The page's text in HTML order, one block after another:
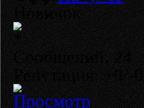
Новичок
Сообщений: 24
Репутация: +0/-0